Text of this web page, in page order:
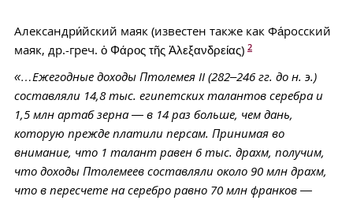
Александри́йский маяк (известен также как Фа́росский
маяк, др.-греч. ὁ Φάρος τῆς Ἀλεξανδρείας) 2
«…Ежегодные доходы Птолемея II (282–246 гг. до н. э.)
составляли 14,8 тыс. египетских талантов серебра и
1,5 млн артаб зерна — в 14 раз больше, чем дань,
которую прежде платили персам. Принимая во
внимание, что 1 талант равен 6 тыс. драхм, получим,
что доходы Птолемеев составляли около 90 млн драхм,
что в пересчете на серебро равно 70 млн франков —